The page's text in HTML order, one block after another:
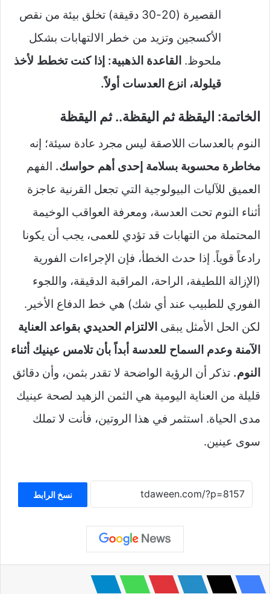
القصيرة (20-30 دقيقة) تخلق بيئة من نقص
الأكسجين وتزيد من خطر الالتهابات بشكل
ملحوظ. القاعدة الذهبية: إذا كنت تخطط لأخذ
قيلولة، انزع العدسات أولاً.
الخاتمة: اليقظة ثم اليقظة.. ثم اليقظة
النوم بالعدسات اللاصقة ليس مجرد عادة سيئة؛ إنه
مخاطرة محسوبة بسلامة إحدى أهم حواسك. الفهم
العميق للآليات البيولوجية التي تجعل القرنية عاجزة
أثناء النوم تحت العدسة، ومعرفة العواقب الوخيمة
المحتملة من التهابات قد تؤدي للعمى، يجب أن يكونا
رادعاً قوياً. إذا حدث الخطأ، فإن الإجراءات الفورية
(الإزالة اللطيفة، الراحة، المراقبة الدقيقة، واللجوء
الفوري للطبيب عند أي شك) هي خط الدفاع الأخير.
لكن الحل الأمثل يبقى الالتزام الحديدي بقواعد العناية
الآمنة وعدم السماح للعدسة أبداً بأن تلامس عينيك أثناء
النوم. تذكر أن الرؤية الواضحة لا تقدر بثمن، وأن دقائق
قليلة من العناية اليومية هي الثمن الزهيد لصحة عينيك
مدى الحياة. استثمر في هذا الروتين، فأنت لا تملك
سوى عينين.
نسخ الرابط